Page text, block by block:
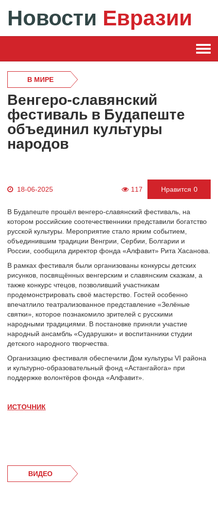
Новости Евразии
В МИРЕ
Венгеро-славянский
фестиваль в Будапеште
объединил культуры
народов
18-06-2025 117 Нравится 0
В Будапеште прошёл венгеро-славянский фестиваль, на
котором российские соотечественники представили богатство
русской культуры. Мероприятие стало ярким событием,
объединившим традиции Венгрии, Сербии, Болгарии и
России, сообщила директор фонда «Алфавит» Рита Хасанова.
В рамках фестиваля были организованы конкурсы детских
рисунков, посвящённых венгерским и славянским сказкам, а
также конкурс чтецов, позволивший участникам
продемонстрировать своё мастерство. Гостей особенно
впечатлило театрализованное представление «Зелёные
святки», которое познакомило зрителей с русскими
народными традициями. В постановке приняли участие
народный ансамбль «Сударушки» и воспитанники студии
детского народного творчества.
Организацию фестиваля обеспечили Дом культуры VI района
и культурно-образовательный фонд «Астангайога» при
поддержке волонтёров фонда «Алфавит».
ИСТОЧНИК
ВИДЕО